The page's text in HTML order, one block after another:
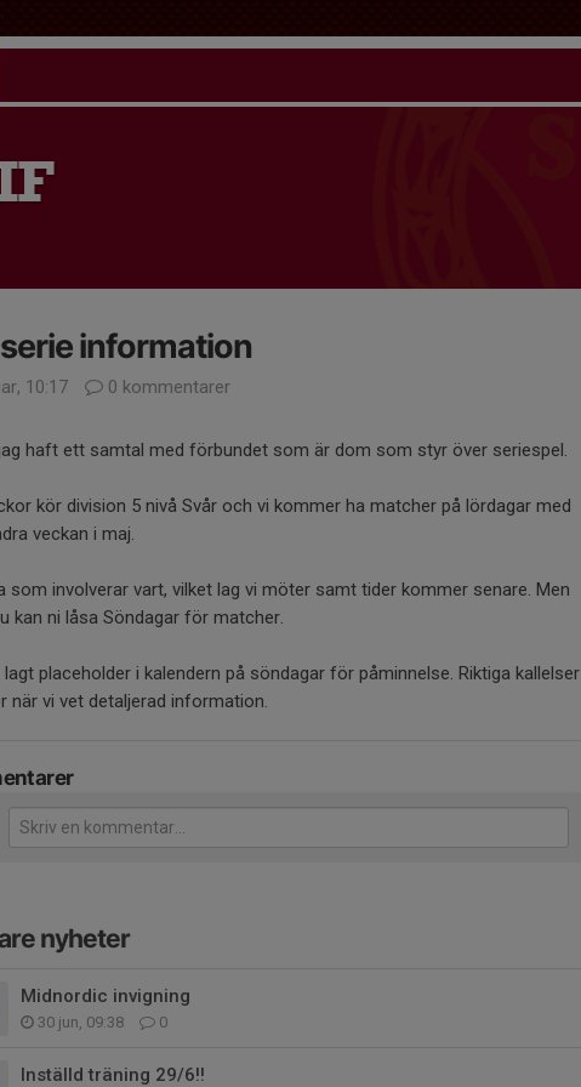
information
10:17
0 kommentarer
haft ett samtal med förbundet som är dom som styr över seriespel.
kör division 5 nivå Svår och vi kommer ha matcher på lördagar med
veckan i maj.
som involverar vart, vilket lag vi möter samt tider kommer senare. Men
kan ni låsa Söndagar för matcher.
lagt placeholder i kalendern på söndagar för påminnelse. Riktiga kallelser
när vi vet detaljerad information.
nyheter
Midnordic invigning
30 jun, 09:38 0
Inställd träning 29/6!!